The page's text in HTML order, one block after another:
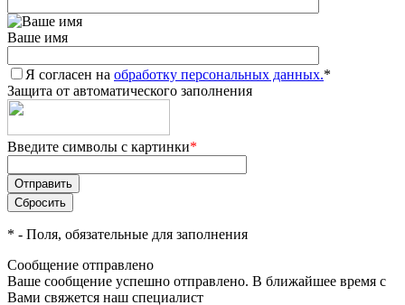
Ваше имя
Я согласен на обработку персональных данных.*
Защита от автоматического заполнения
Введите символы с картинки*
* - Поля, обязательные для заполнения
Сообщение отправлено
Ваше сообщение успешно отправлено. В ближайшее время с
Вами свяжется наш специалист